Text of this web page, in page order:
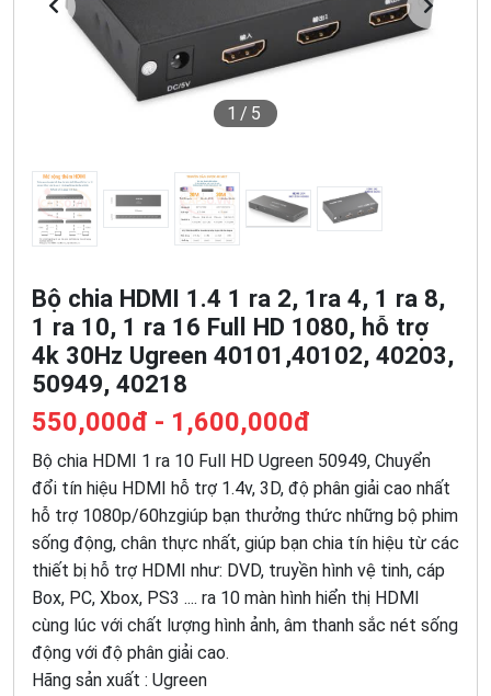
1 /5
Bộ chia HDMI 1.4 1 ra 2, 1ra 4, 1 ra 8,
1 ra 10, 1 ra 16 Full HD 1080, hỗ trợ
4k 30Hz Ugreen 40101,40102, 40203,
50949, 40218
550,000đ - 1,600,000đ
Bộ chia HDMI 1 ra 10 Full HD Ugreen 50949, Chuyển
đổi tín hiệu HDMI hỗ trợ 1.4v, 3D, độ phân giải cao nhất
hỗ trợ 1080p/60hzgiúp bạn thưởng thức những bộ phim
sống động, chân thực nhất, giúp bạn chia tín hiệu từ các
thiết bị hỗ trợ HDMI như: DVD, truyền hình vệ tinh, cáp
Box, PC, Xbox, PS3 .... ra 10 màn hình hiển thị HDMI
cùng lúc với chất lượng hình ảnh, âm thanh sắc nét sống
động với độ phân giải cao.
Hãng sản xuất : Ugreen